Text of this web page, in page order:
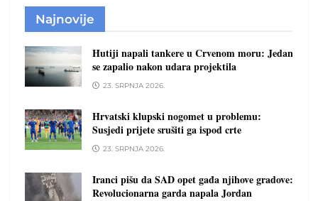
Najnovije
Hutiji napali tankere u Crvenom moru: Jedan
se zapalio nakon udara projektila
23. SRPNJA 2026.
Hrvatski klupski nogomet u problemu:
Susjedi prijete srušiti ga ispod crte
23. SRPNJA 2026.
Iranci pišu da SAD opet gađa njihove gradove:
Revolucionarna garda napala Jordan